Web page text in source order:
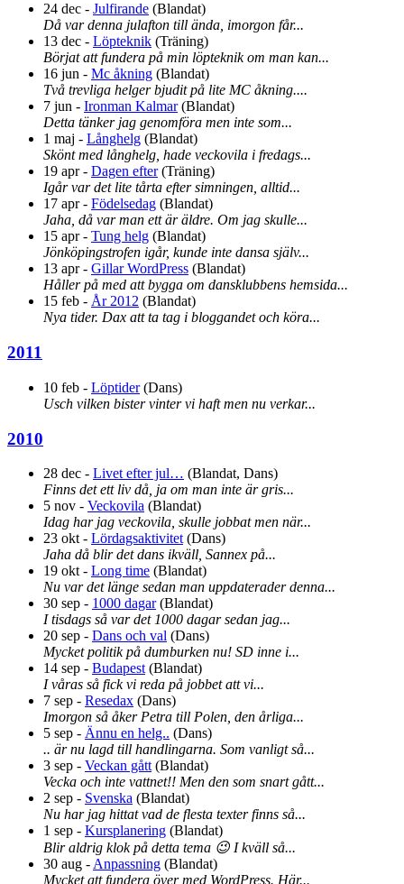
24 dec - Julfirande (Blandat)
Då var denna julafton till ända, imorgon får...
13 dec - Löpteknik (Träning)
Börjat att fundera på min löpteknik om man kan...
16 jun - Mc åkning (Blandat)
Två trevliga helger bjudit på lite MC åkning....
7 jun - Ironman Kalmar (Blandat)
Detta tänker jag genomföra men inte som...
1 maj - Långhelg (Blandat)
Skönt med långhelg, hade veckovila i fredags...
19 apr- Dagen efter (Träning)
Igår var det lite tårta efter simningen, alltid...
17 apr- Födelsedag (Blandat)
Jaha, då var man ett är äldre. Om jag skulle...
15 apr- Tung helg (Blandat)
Jönköpingstrofen igår, kunde inte dansa själv...
13 apr- Gillar WordPress (Blandat)
Håller på med att bygga om dansklubbens hemsida...
15 feb - År 2012 (Blandat)
Nya tider. Dax att ta tag i bloggandet och köra...
2011
10 feb - Löptider (Dans)
Usch vilken bister vinter vi haft men nu verkar...
2010
28 dec - Livet efter jul… (Blandat, Dans)
Finns det ett liv då, ja om man inte är gris...
5 nov - Veckovila (Blandat)
Idag har jag veckovila, skulle jobbat men när...
23 okt - Lördagsaktivitet (Dans)
Jaha då blir det dans ikväll, Sannex på...
19 okt - Long time (Blandat)
Nu var det länge sedan man uppdaterader denna...
30 sep - 1000 dagar (Blandat)
I tisdags så var det 1000 dagar sedan jag...
20 sep - Dans och val (Dans)
Mycket politik på dumburken nu! SD inne i...
14 sep - Budapest (Blandat)
I våras så fick vi reda på jobbet att vi...
7 sep - Resedax (Dans)
Imorgon så åker Petra till Polen, den årliga...
5 sep - Ännu en helg.. (Dans)
.. är nu lagd till handlingarna. Som vanligt så...
3 sep - Veckan gått (Blandat)
Vecka och inte vattnet!! Men den som snart gått...
2 sep - Svenska (Blandat)
Nu har jag hittat vad de flesta texter finns så...
1 sep - Kursplanering (Blandat)
Blir aldrig klok på detta tema 😉 I kväll så...
30 aug - Anpassning (Blandat)
Mycket att fundera över med WordPress. Här...